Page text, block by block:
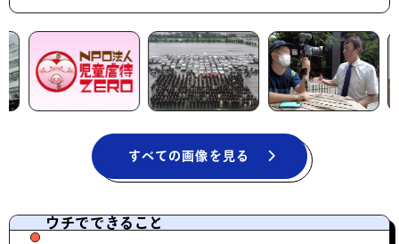
すべての画像を見る
ウチでできること